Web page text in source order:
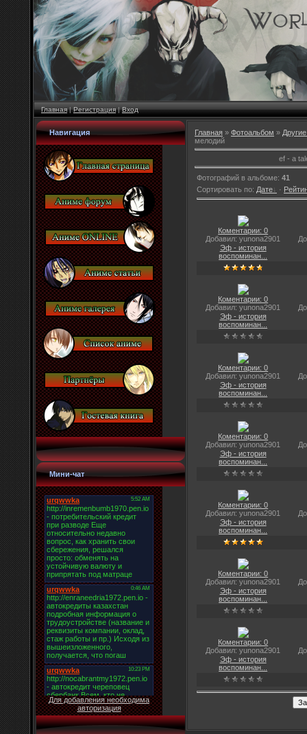
Главная|Регистрация|Вход
Навигация
Мини-чат
Для добавления необходима
авторизация
Главная » Фотоальбом »
мелодий
ef - a
Фотографий в альбоме: 41
Сортировать по: Дате ·
Коментарии: 0
Добавил: yunona2901
Эф - история
воспоминан...
Коментарии: 0
Добавил: yunona2901
Эф - история
воспоминан...
Коментарии: 0
Добавил: yunona2901
Эф - история
воспоминан...
Коментарии: 0
Добавил: yunona2901
Эф - история
воспоминан...
Коментарии: 0
Добавил: yunona2901
Эф - история
воспоминан...
Коментарии: 0
Добавил: yunona2901
Эф - история
воспоминан...
Коментарии: 0
Добавил: yunona2901
Эф - история
воспоминан...